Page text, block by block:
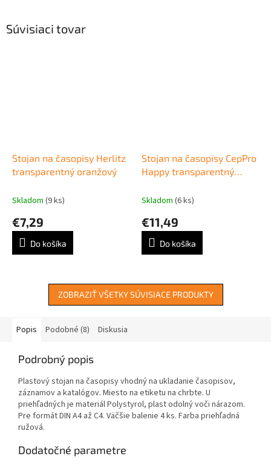
Súvisiaci tovar
Stojan na časopisy Herlitz
transparentný oranžový
Skladom (9 ks)
€7,29
Do košíka
Stojan na časopisy CepPro
Happy transparentný
Skladom (6 ks)
€11,49
Do košíka
ZOBRAZIŤ VŠETKY SÚVISIACE PRODUKTY
Popis Podobné (8) Diskusia
Podrobný popis
Plastový stojan na časopisy vhodný na ukladanie časopisov,
záznamov a katalógov. Miesto na etiketu na chrbte. U
priehľadných je materiál Polystyrol, plast odolný voči nárazom.
Pre formát DIN A4 až C4. Väčšie balenie 4 ks. Farba priehľadná
ružová.
Dodatočné parametre